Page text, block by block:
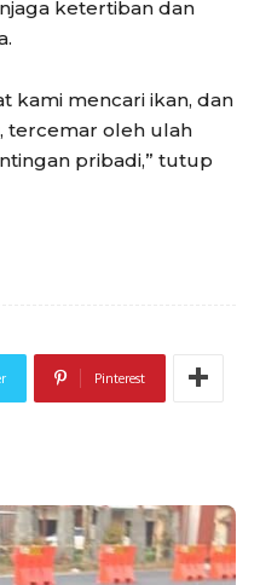
ketertiban dan
kami mencari ikan, dan
tercemar oleh ulah
pribadi,” tutup
Pinterest